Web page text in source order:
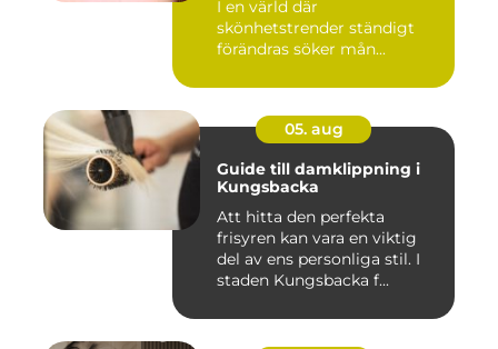
I en värld där
skönhetstrender ständigt
förändras söker mån...
05. aug
Guide till damklippning i
Kungsbacka
Att hitta den perfekta
frisyren kan vara en viktig
del av ens personliga stil. I
staden Kungsbacka f...